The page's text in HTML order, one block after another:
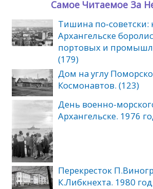
Самое Читаемое За
Тишина по‑советски:
Архангельске
портовых и
(179)
Дом на углу
Космонавтов. (123)
День военно-
Архангельске. 1976
Перекресток
К.Либкнехта. 1980